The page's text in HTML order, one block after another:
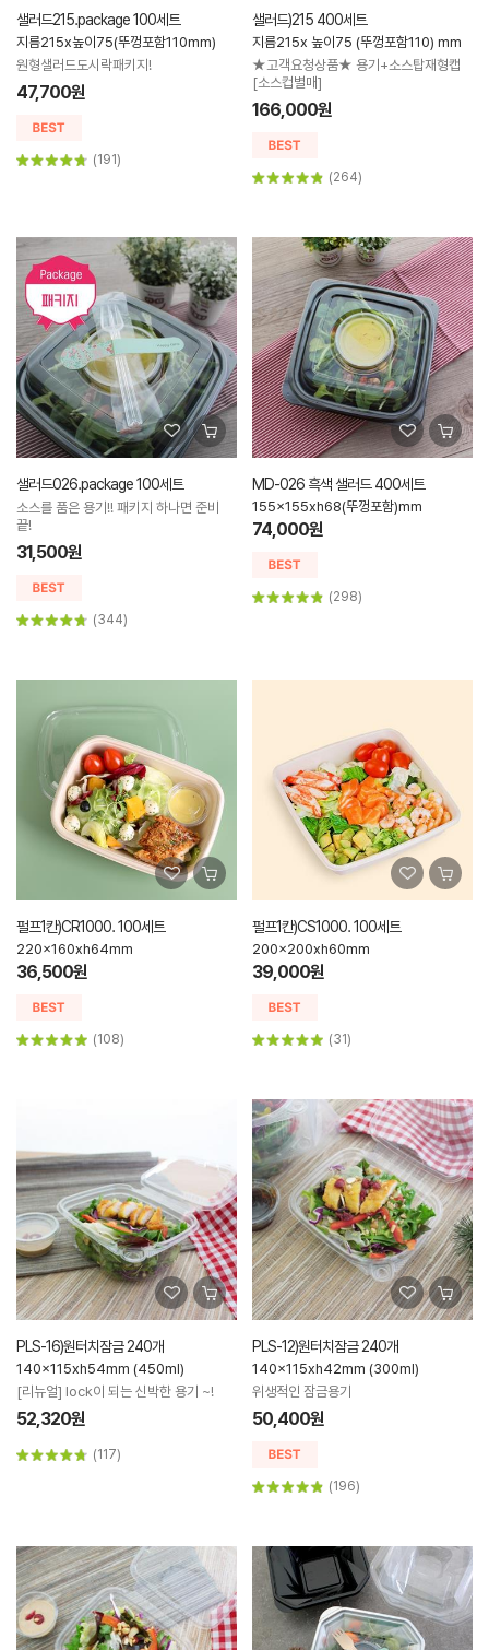
샐러드215.package 100세트
지름215x높이75(뚜껑포함110mm)
원형샐러드도시락패키지!
47,700원
(191)
샐러드)215 400세트
지름215x 높이75 (뚜껑포함110) mm
★고객요청상품★ 용기+소스탑재형캡
[소스컵별매]
166,000원
(264)
샐러드026.package 100세트
소스를 품은 용기!! 패키지 하나면 준비
끝!
31,500원
(344)
MD-026 흑색 샐러드 400세트
155x155xh68(뚜껑포함)mm
74,000원
(298)
펄프1칸)CR1000. 100세트
220x160xh64mm
36,500원
(108)
펄프1칸)CS1000. 100세트
200x200xh60mm
39,000원
(31)
PLS-16)원터치잠금 240개
140x115xh54mm (450ml)
[리뉴얼] lock이 되는 신박한 용기 ~!
52,320원
(117)
PLS-12)원터치잠금 240개
140x115xh42mm (300ml)
위생적인 잠금용기
50,400원
(196)